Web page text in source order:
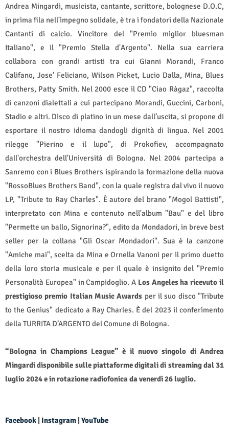
Andrea Mingardi, musicista, cantante, scrittore, bolognese D.O.C,
in prima fila nell'impegno solidale, è tra i fondatori della Nazionale
Cantanti di calcio. Vincitore del "Premio miglior bluesman
Italiano", e il "Premio Stella d'Argento". Nella sua carriera
collabora con grandi artisti tra cui Gianni Morandi, Franco
Califano, Jose’ Feliciano, Wilson Picket, Lucio Dalla, Mina, Blues
Brothers, Patty Smith. Nel 2000 esce il CD "Ciao Ràgaz", raccolta
di canzoni dialettali a cui partecipano Morandi, Guccini, Carboni,
Stadio e altri. Disco di platino in un mese dall’uscita, si propone di
esportare il nostro idioma dandogli dignità di lingua. Nel 2001
rilegge "Pierino e il lupo", di Prokofiev, accompagnato
dall'orchestra dell'Università di Bologna. Nel 2004 partecipa a
Sanremo con i Blues Brothers ispirando la formazione della nuova
"RossoBlues Brothers Band", con la quale registra dal vivo il nuovo
LP, "Tribute to Ray Charles". È autore del brano "Mogol Battisti",
interpretato con Mina e contenuto nell'album "Bau" e del libro
"Permette un ballo, Signorina?", edito da Mondadori, in breve best
seller per la collana "Gli Oscar Mondadori". Sua è la canzone
"Amiche mai", scelta da Mina e Ornella Vanoni per il primo duetto
della loro storia musicale e per il quale è insignito del "Premio
Personalità Europea" in Campidoglio. A Los Angeles ha ricevuto il
prestigioso premio Italian Music Awards per il suo disco "Tribute
to the Genius" dedicato a Ray Charles. È del 2023 il conferimento
della TURRITA D’ARGENTO del Comune di Bologna.
“Bologna in Champions League” è il nuovo singolo di Andrea
Mingardi disponibile sulle piattaforme digitali di streaming dal 31
luglio 2024 e in rotazione radiofonica da venerdì 26 luglio.
Facebook | Instagram | YouTube